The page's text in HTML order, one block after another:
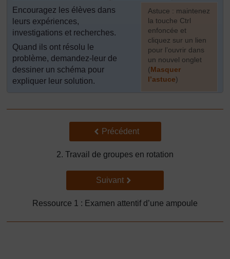
[Astuce : maintenez
la touche Ctrl
enfoncée et
cliquez sur un lien
pour l’ouvrir dans
un nouvel onglet
(Masquer
l’astuce)
Encouragez les élèves dans
leurs expériences,
investigations et recherches.
Quand ils ont résolu le
problème, demandez-leur de
dessiner un schéma pour
expliquer leur solution.
Précédent
Précédent
2. Travail de groupes en rotation
Suivant
Suivant
Ressource 1 : Examen attentif d’une ampoule